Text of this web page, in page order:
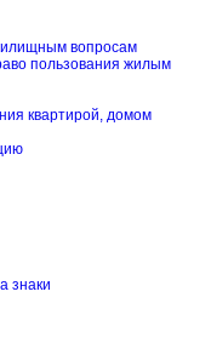
вопросам
пользования жилым
квартирой, домом
знаки